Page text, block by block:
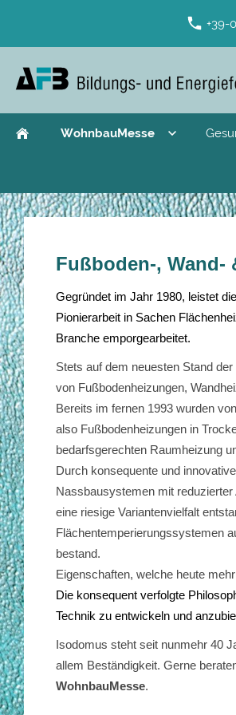
+39-
WohnbauMesse
Fußboden-, Wand-
Gegründet im Jahr 1980, leistet
Pionierarbeit in Sachen
Branche emporgearbeitet.
Stets auf dem neuesten Stand
von Fußbodenheizungen,
Bereits im fernen 1993 wurden
also Fußbodenheizungen in
bedarfsgerechten Raumheizung
Durch konsequente und
Nassbausystemen mit
eine riesige Variantenvielfalt
Flächentemperierungssystemen
bestand.
Eigenschaften, welche heute
Die konsequent verfolgte
Technik zu entwickeln und
Isodomus steht seit nunmehr 40
allem Beständigkeit. Gerne
WohnbauMesse.